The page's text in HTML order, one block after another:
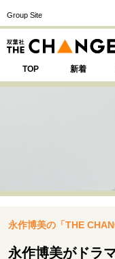
Group Site
TOP 新着
注目の記事テ
運命を変えた出会い
永作博美の「THE
永作博美がドラ